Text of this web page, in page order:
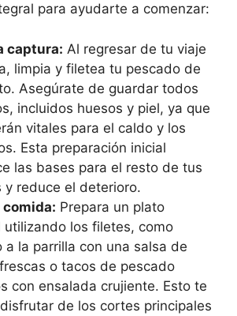
para ayudarte a comenzar:
captura: Al regresar de tu viaje
limpia y filetea tu pescado de
Asegúrate de guardar todos
incluidos huesos y piel, ya que
vitales para el caldo y los
Esta preparación inicial
las bases para el resto de tus
y reduce el deterioro.
comida: Prepara un plato
utilizando los filetes, como
a la parrilla con una salsa de
o tacos de pescado
con ensalada crujiente. Esto te
de los cortes principales